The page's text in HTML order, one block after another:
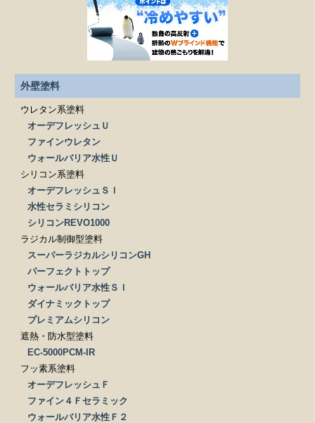
施工は下請け業者に依頼されるのですか？
見積もりを依頼する際、必要なものはありますか？
外壁塗料
ウレタン系塗料
オーデフレッシュＵ
ファインウレタン
ウォールバリア水性Ｕ
シリコン系塗料
オーデフレッシュＳＩ
水性セラミシリコン
シリコンREVO1000
ラジカル制御型塗料
スーパーラジカルシリコンGH
パーフェクトトップ
ウォールバリア水性ＳＩ
ダイナミックトップ
プレミアムシリコン
遮熱・防水型塗料
EC-5000PCM-IR
フッ素系塗料
オーデフレッシュＦ
ファイン４Ｆセラミック
ウォールバリア水性Ｆ２